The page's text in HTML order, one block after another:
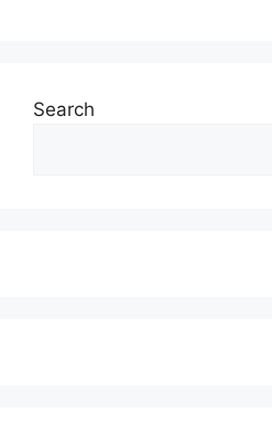
Search